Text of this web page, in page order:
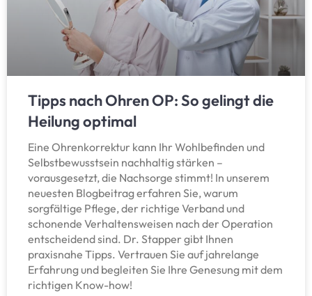
Tipps nach Ohren OP: So gelingt die
Heilung optimal
Eine Ohrenkorrektur kann Ihr Wohlbefinden und
Selbstbewusstsein nachhaltig stärken –
vorausgesetzt, die Nachsorge stimmt! In unserem
neuesten Blogbeitrag erfahren Sie, warum
sorgfältige Pflege, der richtige Verband und
schonende Verhaltensweisen nach der Operation
entscheidend sind. Dr. Stapper gibt Ihnen
praxisnahe Tipps. Vertrauen Sie auf jahrelange
Erfahrung und begleiten Sie Ihre Genesung mit dem
richtigen Know-how!